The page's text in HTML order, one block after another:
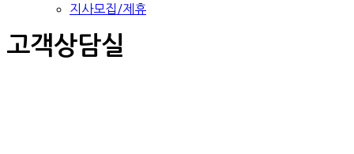
지사모집/제휴
고객상담실